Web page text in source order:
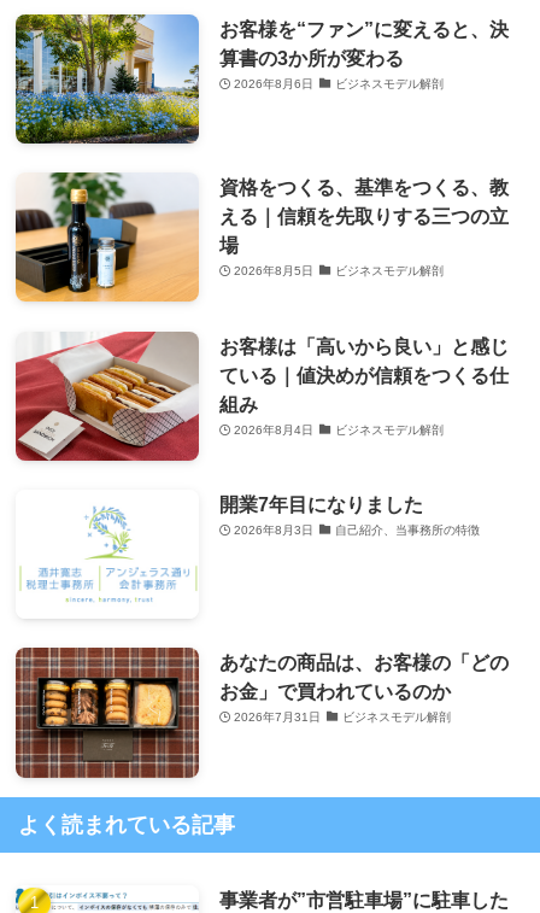
お客様を“ファン”に変えると、決
算書の3か所が変わる
2026年8月6日 ビジネスモデル解剖
資格をつくる、基準をつくる、教
える｜信頼を先取りする三つの立
場
2026年8月5日 ビジネスモデル解剖
お客様は「高いから良い」と感じ
ている｜値決めが信頼をつくる仕
組み
2026年8月4日 ビジネスモデル解剖
開業7年目になりました
2026年8月3日 自己紹介、当事務所の特徴
あなたの商品は、お客様の「どの
お金」で買われているのか
2026年7月31日 ビジネスモデル解剖
よく読まれている記事
事業者が”市営駐車場”に駐車した